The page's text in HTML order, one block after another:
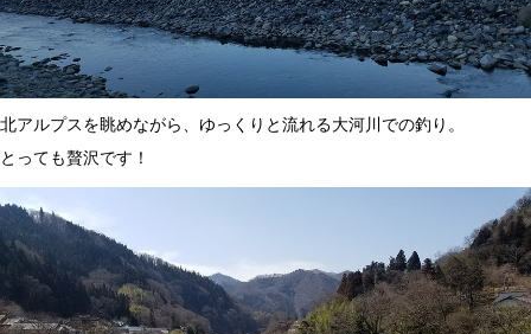
北アルプスを眺めながら、ゆっくりと流れる大河川での釣り。
とっても贅沢です！